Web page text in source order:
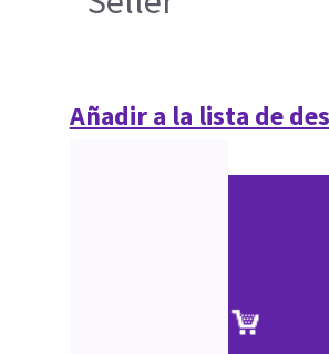
Añadir a la lista de